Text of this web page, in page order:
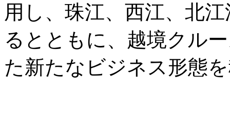
用し、珠江、西江、北
るとともに、越境クル
た新たなビジネス形態